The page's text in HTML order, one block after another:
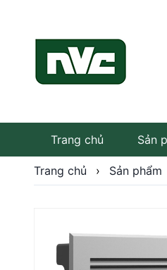
Trang chủ Sản
Trang chủ › Sản phẩm